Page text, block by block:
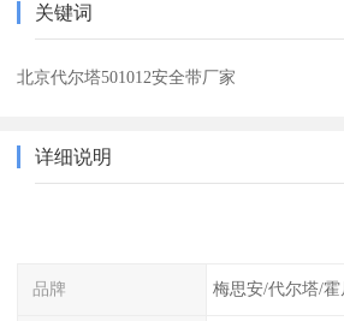
关键词
北京代尔塔501012安全带厂家
详细说明
品牌 梅思安/代尔塔/霍